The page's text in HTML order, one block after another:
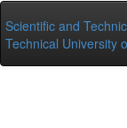
Scientific and
Technical University